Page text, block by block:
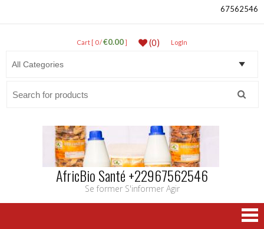
67562546
Cart [ 0 /€0.00] (0) LogIn
AfricBio Santé +22967562546
Se former S'informer Agir